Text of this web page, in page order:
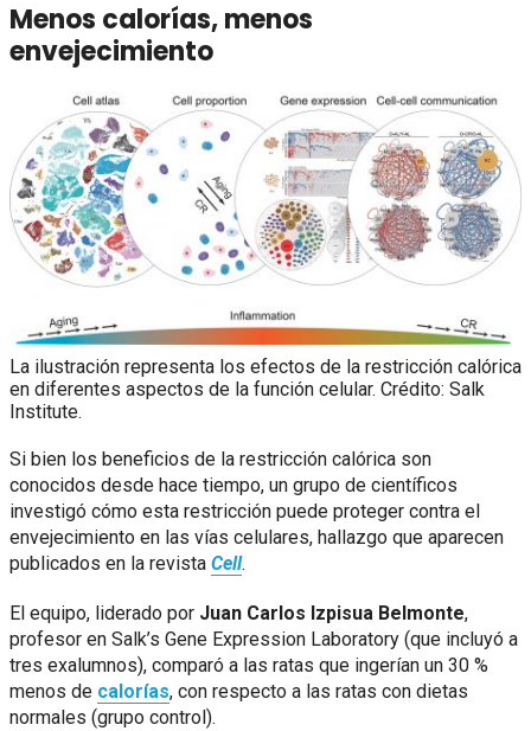
Menos calorías, menos
envejecimiento
La ilustración representa los efectos de la restricción calórica
en diferentes aspectos de la función celular. Crédito: Salk
Institute.
Si bien los beneficios de la restricción calórica son
conocidos desde hace tiempo, un grupo de científicos
investigó cómo esta restricción puede proteger contra el
envejecimiento en las vías celulares, hallazgo que aparecen
publicados en la revista Cell.
El equipo, liderado por Juan Carlos Izpisua Belmonte,
profesor en Salk’s Gene Expression Laboratory (que incluyó a
tres exalumnos), comparó a las ratas que ingerían un 30 %
menos de calorías, con respecto a las ratas con dietas
normales (grupo control).